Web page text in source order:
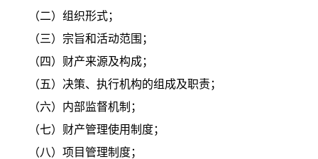
（二）组织形式；
（三）宗旨和活动范围；
（四）财产来源及构成；
（五）决策、执行机构的组成及职责；
（六）内部监督机制；
（七）财产管理使用制度；
（八）项目管理制度；